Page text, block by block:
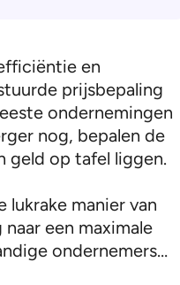
en
prijsbepaling
ondernemingen
nog, bepalen de
geld op tafel liggen.
lukrake manier van
een maximale
ondernemers…